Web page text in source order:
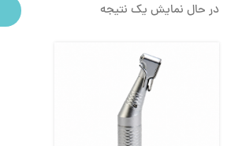
در حال نمایش یک نتیجه